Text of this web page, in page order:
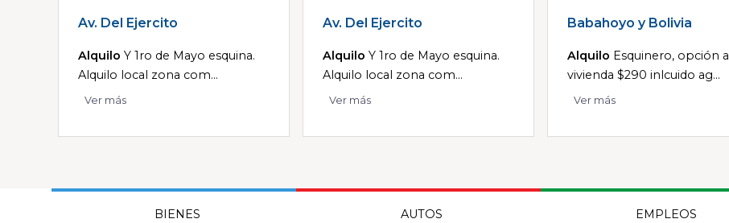
Av. Del Ejercito
Alquilo Y 1ro de Mayo esquina.
Alquilo local zona com...
Ver más
Av. Del Ejercito
Alquilo Y 1ro de Mayo esquina.
Alquilo local zona com...
Ver más
Babahoyo y Bolivia
Alquilo Esquinero, opción a
vivienda $290 inlcuido ag...
Ver más
BIENES AUTOS EMPLEOS